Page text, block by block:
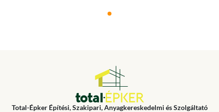
Total-Épker Építési, Szakipari, Anyagkereskedelmi és Szolgáltató